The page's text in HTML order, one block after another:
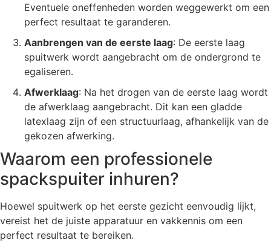
Eventuele oneffenheden worden weggewerkt om een
perfect resultaat te garanderen.
Aanbrengen van de eerste laag: De eerste laag
spuitwerk wordt aangebracht om de ondergrond te
egaliseren.
Afwerklaag: Na het drogen van de eerste laag wordt
de afwerklaag aangebracht. Dit kan een gladde
latexlaag zijn of een structuurlaag, afhankelijk van de
gekozen afwerking.
Waarom een professionele
spackspuiter inhuren?
Hoewel spuitwerk op het eerste gezicht eenvoudig lijkt,
vereist het de juiste apparatuur en vakkennis om een
perfect resultaat te bereiken.